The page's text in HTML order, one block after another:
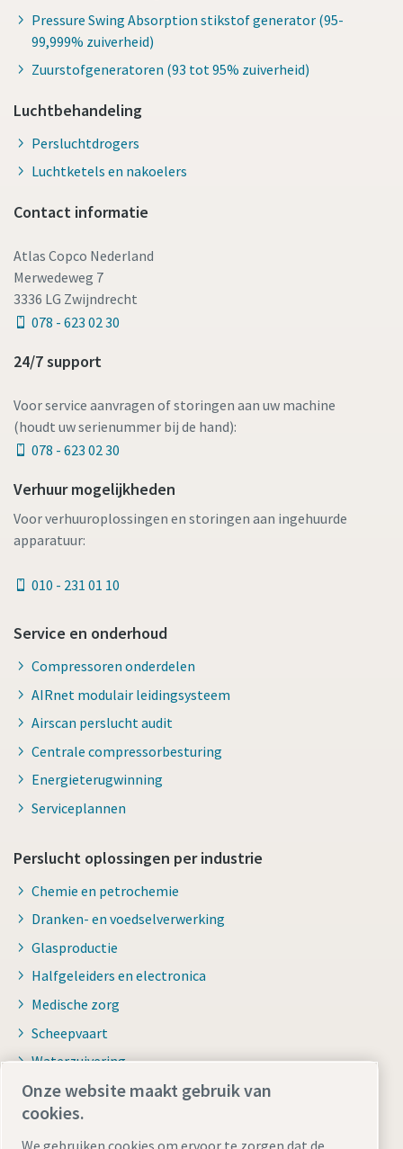
Pressure Swing Absorption stikstof generator (95-
99,999% zuiverheid)
Zuurstofgeneratoren (93 tot 95% zuiverheid)
Luchtbehandeling
Persluchtdrogers
Luchtketels en nakoelers
Contact informatie
Atlas Copco Nederland
Merwedeweg 7
3336 LG Zwijndrecht
078 - 623 02 30
24/7 support
Voor service aanvragen of storingen aan uw machine
(houdt uw serienummer bij de hand):
078 - 623 02 30
Verhuur mogelijkheden
Voor verhuuroplossingen en storingen aan ingehuurde
apparatuur:
010 - 231 01 10
Service en onderhoud
Compressoren onderdelen
AIRnet modulair leidingsysteem
Airscan perslucht audit
Centrale compressorbesturing
Energieterugwinning
Serviceplannen
Perslucht oplossingen per industrie
Chemie en petrochemie
Dranken- en voedselverwerking
Glasproductie
Halfgeleiders en electronica
Medische zorg
Scheepvaart
Waterzuivering
Onze website maakt gebruik van
cookies.